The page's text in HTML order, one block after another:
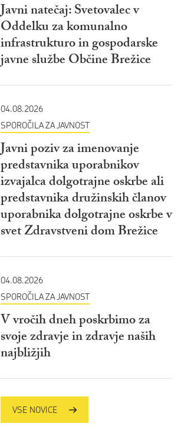
Javni natečaj: Svetovalec v
Oddelku za komunalno
infrastrukturo in gospodarske
javne službe Občine Brežice
04.08.2026
SPOROČILA ZA JAVNOST
Javni poziv za imenovanje
predstavnika uporabnikov
izvajalca dolgotrajne oskrbe ali
predstavnika družinskih članov
uporabnika dolgotrajne oskrbe v
svet Zdravstveni dom Brežice
04.08.2026
SPOROČILA ZA JAVNOST
V vročih dneh poskrbimo za
svoje zdravje in zdravje naših
najbližjih
VSE NOVICE